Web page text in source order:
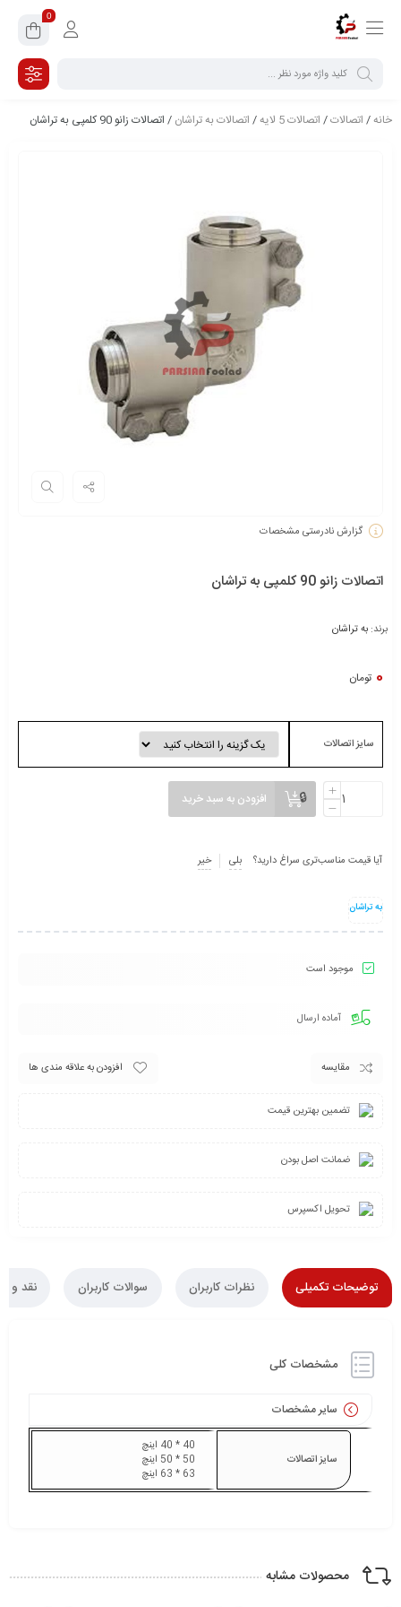
0
خانه/ اتصالات/ اتصالات 5 لایه / اتصالات به تراشان / اتصالات زانو 90 کلمپی به تراشان
گزارش نادرستی مشخصات
اتصالات زانو 90 کلمپی به تراشان
برند: به تراشان
0 تومان
سایز اتصالات
افزودن به سبد خرید
آیا قیمت مناسب‌تری سراغ دارید؟ بلی خیر
به تراشان
موجود است
آماده ارسال
مقایسه افزودن به علاقه مندی ها
تضمین بهترین قیمت
ضمانت اصل بودن
تحویل اکسپرس
توضیحات تکمیلی نظرات کاربران سوالات کاربران نقد و
مشخصات کلی
سایر مشخصات
سایز اتصالات
40 * 40 اینچ
50 * 50 اینچ
63 * 63 اینچ
محصولات مشابه